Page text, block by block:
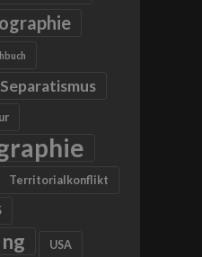
Separatismus
Territorialkonflikt
USA